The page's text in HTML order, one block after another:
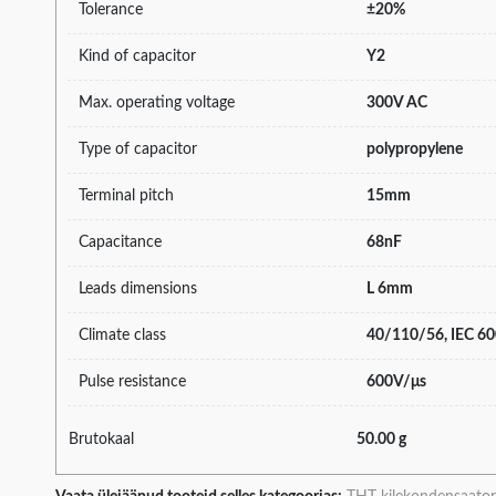
Tolerance ±20%
Kind of capacitor Y2
Max. operating voltage 300V AC
Type of capacitor polypropylene
Terminal pitch 15mm
Capacitance 68nF
Leads dimensions L 6mm
Climate class 40/110/56, IEC
Pulse resistance 600V/μs
Brutokaal 50.00 g